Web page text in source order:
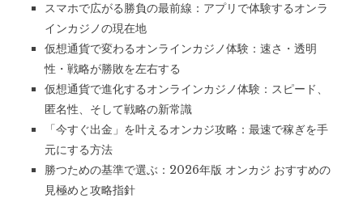
スマホで広がる勝負の最前線：アプリで体験するオンラ
インカジノの現在地
仮想通貨で変わるオンラインカジノ体験：速さ・透明
性・戦略が勝敗を左右する
仮想通貨で進化するオンラインカジノ体験：スピード、
匿名性、そして戦略の新常識
「今すぐ出金」を叶えるオンカジ攻略：最速で稼ぎを手
元にする方法
勝つための基準で選ぶ：2026年版 オンカジ おすすめの
見極めと攻略指針